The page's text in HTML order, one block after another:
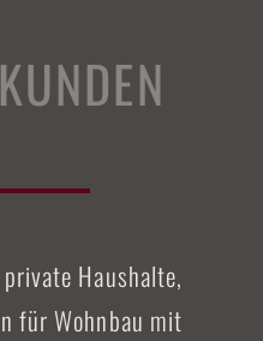
Haushalte,
für Wohnbau mit